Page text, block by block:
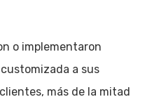
o implementaron
a sus
más de la mitad